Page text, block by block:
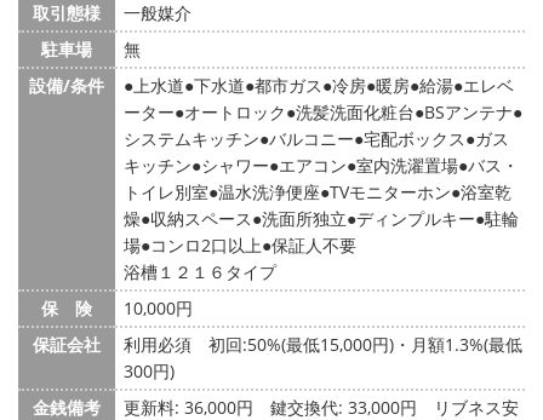
取引態様
一般媒介
駐車場
無
設備/条件
上水道 下水道 都市ガス 冷房 暖房 給湯 エレベ
ーター オートロック 洗髪洗面化粧台 BSアンテナ
システムキッチン バルコニー 宅配ボックス ガス
キッチン シャワー エアコン 室内洗濯置場 バス・
トイレ別室 温水洗浄便座 TVモニターホン 浴室乾
燥 収納スペース 洗面所独立 ディンプルキー 駐輪
場 コンロ2口以上 保証人不要
浴槽１２１６タイプ
保 険
10,000円
保証会社
利用必須 初回:50%(最低15,000円)・月額1.3%(最低
300円)
金銭備考
更新料: 36,000円 鍵交換代: 33,000円
リブネス安